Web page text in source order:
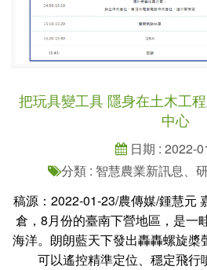
把玩具變工具 隱身在土木工
中心
日期 : 2022-
分類 : 智慧農業新訊息、
稿源：2022-01-23/農傳媒/鍾慧元
倉，8月份的臺南下營地區，是一
海洋。朗朗藍天下發出轟轟螺旋槳
可以遙控精準定位、穩定飛行